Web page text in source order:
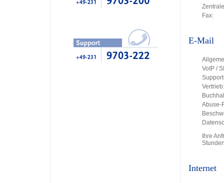
Fax:
E-Mail
VoIP /
Vertrieb:
Abuse-
Ihre
Internet